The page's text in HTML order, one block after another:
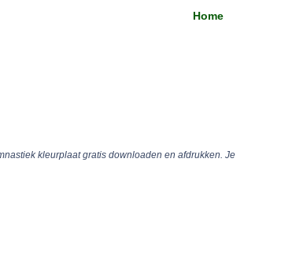
Home
kleurplaat gratis downloaden en afdrukken. Je